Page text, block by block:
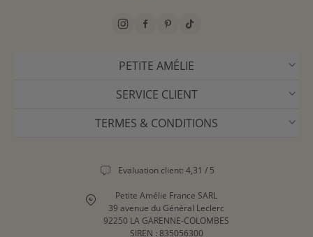
PETITE AMÉLIE
SERVICE CLIENT
TERMES & CONDITIONS
Evaluation client: 4,31 / 5
Petite Amélie France SARL
39 avenue du Général Leclerc
92250 LA GARENNE-COLOMBES
SIREN : 835056300